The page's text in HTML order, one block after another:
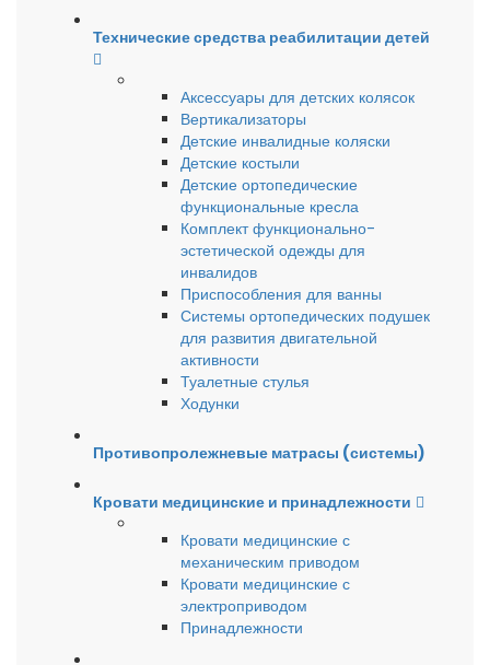
Технические средства реабилитации детей
Аксессуары для детских колясок
Вертикализаторы
Детские инвалидные коляски
Детские костыли
Детские ортопедические
функциональные кресла
Комплект функционально-
эстетической одежды для
инвалидов
Приспособления для ванны
Системы ортопедических подушек
для развития двигательной
активности
Туалетные стулья
Ходунки
Противопролежневые матрасы (системы)
Кровати медицинские и принадлежности
Кровати медицинские с
механическим приводом
Кровати медицинские с
электроприводом
Принадлежности